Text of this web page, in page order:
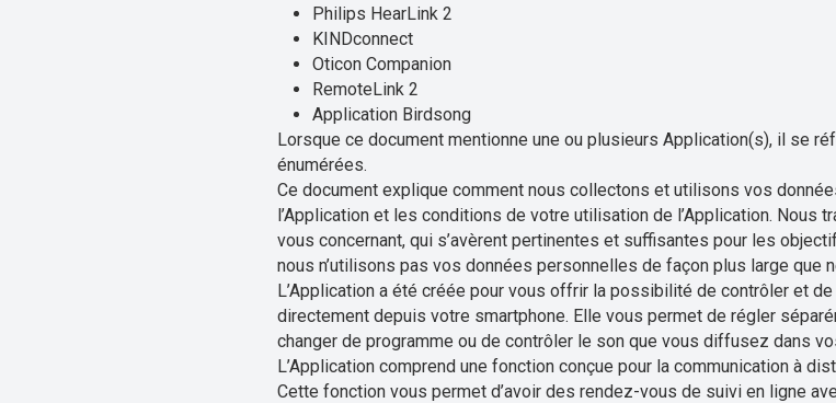
Philips HearLink 2
KINDconnect
Oticon Companion
RemoteLink 2
Application Birdsong
Lorsque ce document mentionne une ou plusieurs Application(s), il se
énumérées.
Ce document explique comment nous collectons et utilisons vos
l’Application et les conditions de votre utilisation de l’Application. Nous
vous concernant, qui s’avèrent pertinentes et suffisantes pour les
nous n’utilisons pas vos données personnelles de façon plus large que
L’Application a été créée pour vous offrir la possibilité de contrôler et
directement depuis votre smartphone. Elle vous permet de régler
changer de programme ou de contrôler le son que vous diffusez dans
L’Application comprend une fonction conçue pour la communication à
Cette fonction vous permet d’avoir des rendez-vous de suivi en ligne